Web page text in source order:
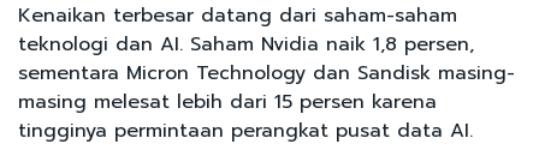
Kenaikan terbesar datang dari saham-saham
teknologi dan AI. Saham Nvidia naik 1,8 persen,
sementara Micron Technology dan Sandisk masing-
masing melesat lebih dari 15 persen karena
tingginya permintaan perangkat pusat data AI.